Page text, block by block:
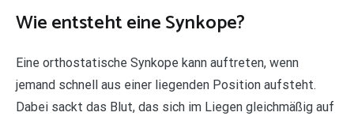
Wie entsteht eine Synkope?
Eine orthostatische Synkope kann auftreten, wenn
jemand schnell aus einer liegenden Position aufsteht.
Dabei sackt das Blut, das sich im Liegen gleichmäßig auf